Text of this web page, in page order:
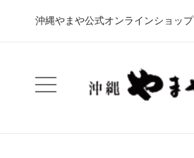
沖縄やまや公式オンラインショップ